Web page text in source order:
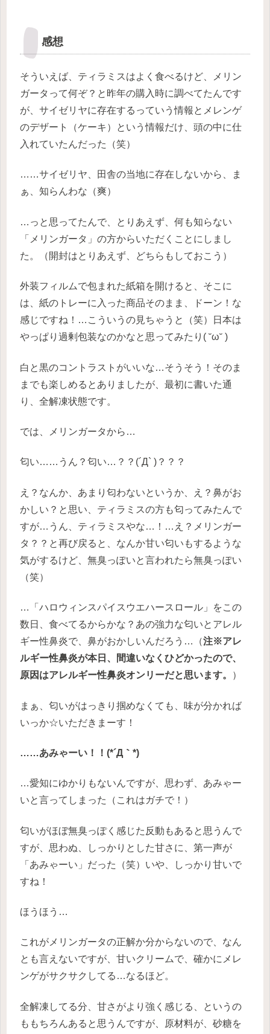
感想
そういえば、ティラミスはよく食べるけど、メリン
ガータって何ぞ？と昨年の購入時に調べてたんです
が、サイゼリヤに存在するっていう情報とメレンゲ
のデザート（ケーキ）という情報だけ、頭の中に仕
入れていたんだった（笑）
……サイゼリヤ、田舎の当地に存在しないから、ま
ぁ、知らんわな（爽）
…っと思ってたんで、とりあえず、何も知らない
「メリンガータ」の方からいただくことにしまし
た。（開封はとりあえず、どちらもしておこう）
外装フィルムで包まれた紙箱を開けると、そこに
は、紙のトレーに入った商品そのまま、ドーン！な
感じですね！…こういうの見ちゃうと（笑）日本は
やっぱり過剰包装なのかなと思ってみたり( ˘ω˘ )
白と黒のコントラストがいいな…そうそう！そのま
までも楽しめるとありましたが、最初に書いた通
り、全解凍状態です。
では、メリンガータから…
匂い……うん？匂い…？？(´Д` )？？？
え？なんか、あまり匂わないというか、え？鼻がお
かしい？と思い、ティラミスの方も匂ってみたんで
すが…うん、ティラミスやな…！…え？メリンガー
タ？？と再び戻ると、なんか甘い匂いもするような
気がするけど、無臭っぽいと言われたら無臭っぽい
（笑）
…「ハロウィンスパイスウエハースロール」をこの
数日、食べてるからかな？あの強力な匂いとアレル
ギー性鼻炎で、鼻がおかしいんだろう…（注※アレ
ルギー性鼻炎が本日、間違いなくひどかったので、
原因はアレルギー性鼻炎オンリーだと思います。
）
まぁ、匂いがはっきり掴めなくても、味が分かれば
いっか☆いただきまーす！
……あみゃーい！！(*´Д｀*)
…愛知にゆかりもないんですが、思わず、あみゃー
いと言ってしまった（これはガチで！）
匂いがほぼ無臭っぽく感じた反動もあると思うんで
すが、思わぬ、しっかりとした甘さに、第一声が
「あみゃーい」だった（笑）いや、しっかり甘いで
すね！
ほうほう…
これがメリンガータの正解か分からないので、なん
とも言えないですが、甘いクリームで、確かにメレ
ンゲがサクサクしてる…なるほど。
全解凍してる分、甘さがより強く感じる、というの
ももちろんあると思うんですが、原材料が、砂糖を